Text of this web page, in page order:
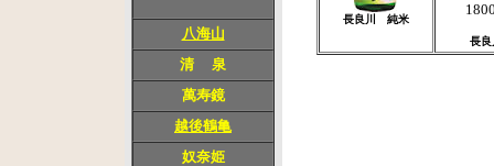
八海山
清 泉
萬寿鏡
越後鶴亀
奴奈姫
長良川 純米
長良